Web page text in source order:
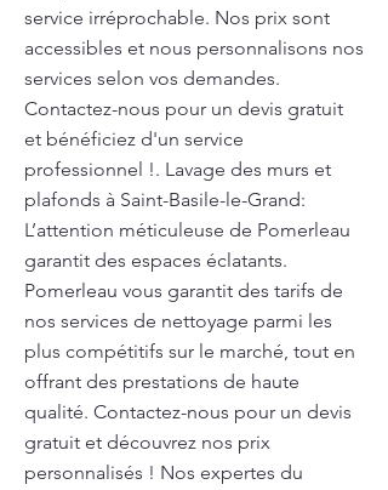
service irréprochable. Nos prix sont
accessibles et nous personnalisons nos
services selon vos demandes.
Contactez-nous pour un devis gratuit
et bénéficiez d'un service
professionnel !. Lavage des murs et
plafonds à Saint-Basile-le-Grand:
L’attention méticuleuse de Pomerleau
garantit des espaces éclatants.
Pomerleau vous garantit des tarifs de
nos services de nettoyage parmi les
plus compétitifs sur le marché, tout en
offrant des prestations de haute
qualité. Contactez-nous pour un devis
gratuit et découvrez nos prix
personnalisés ! Nos expertes du